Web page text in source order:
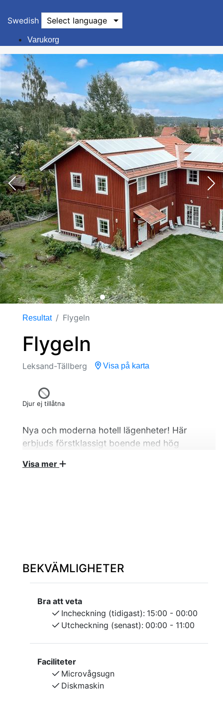
Swedish Select language
Varukorg
Resultat Flygeln
Flygeln
Leksand-Tällberg Visa på karta
Djur ej tillåtna
Nya och moderna hotell lägenheter! Här
erbjuds förstklassigt boende med hög
nybyggda och fullt utrustade med allt du
handdukar och avresestädning ingår i priset.
Lägenheterna har olika storlekar två eller fyra
bäddar, varje lägenhet har ett välutrustat kök med
Kyl, frysfack, diskmaskin, 2 kokplattor. Köksbord
med stolar, golvvärme och bekväma sängar. Gratis
Sänglinne, handdukar och avresestädning ingår i
Visa mer
BEKVÄMLIGHETER
Bra att veta
Incheckning (tidigast): 15:00 - 00:00
Utcheckning (senast): 00:00 - 11:00
Faciliteter
Microvågsugn
Diskmaskin